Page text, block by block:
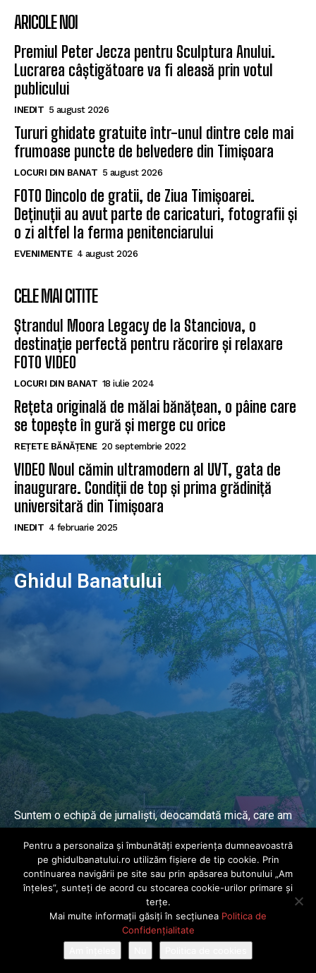
ARICOLE NOI
Premiul Peter Jecza pentru Sculptura Anului.
Lucrarea câștigătoare va fi aleasă prin votul
publicului
INEDIT 5 august 2026
Tururi ghidate gratuite într-unul dintre cele mai
frumoase puncte de belvedere din Timișoara
LOCURI DIN BANAT 5 august 2026
FOTO Dincolo de gratii, de Ziua Timișoarei.
Deținuții au avut parte de caricaturi, fotografii și
o zi altfel la ferma penitenciarului
EVENIMENTE 4 august 2026
CELE MAI CITITE
Ștrandul Moora Legacy de la Stanciova, o
destinație perfectă pentru răcorire și relaxare
FOTO VIDEO
LOCURI DIN BANAT 18 iulie 2024
Rețeta originală de mălai bănățean, o pâine care
se topește în gură și merge cu orice
REȚETE BĂNĂȚENE 20 septembrie 2022
VIDEO Noul cămin ultramodern al UVT, gata de
inaugurare. Condiții de top și prima grădiniță
universitară din Timișoara
INEDIT 4 februarie 2025
Ghidul Banatului
Suntem o echipă de jurnaliști, deocamdată mică, care am
ani.
© Ghidul Banatului 2025. Toate drepturile rezervate · Dezvoltat de
Power Media FX
Pentru a personaliza și îmbunătăți experiența dumneavoastră
pe ghidulbanatului.ro utilizăm fișiere de tip cookie. Prin
continuarea navigării pe site sau prin apăsarea butonului „Am
înțeles”, sunteți de acord cu stocarea cookie-urilor primare și
terțe.
Mai multe informații găsiți în secțiunea Politica de
Confidențialitate